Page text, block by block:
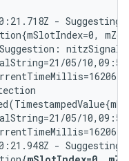
- Suggesting
05/
05/
- Suggesting